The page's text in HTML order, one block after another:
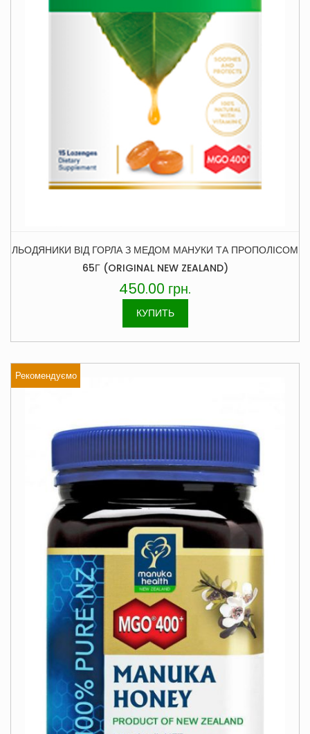
ЛЬОДЯНИКИ ВІД ГОРЛА З МЕДОМ МАНУКИ ТА ПРОПОЛІСОМ
65Г (ORIGINAL NEW ZEALAND)
450.00 грн.
КУПИТЬ
Рекомендуємо